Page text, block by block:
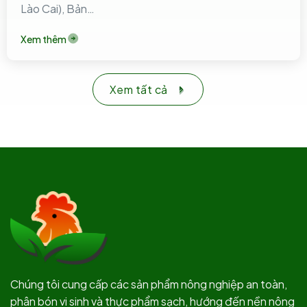
Lào Cai), Bản…
Xem thêm
Xem tất cả
Chúng tôi cung cấp các sản phẩm nông nghiệp an toàn,
phân bón vi sinh và thực phẩm sạch, hướng đến nền nông